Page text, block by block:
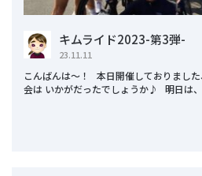
キムライド2023-第3弾-
23.11.11
こんばんは～！ 本日開催しておりまし
会は いかがだったでしょうか♪ 明日は